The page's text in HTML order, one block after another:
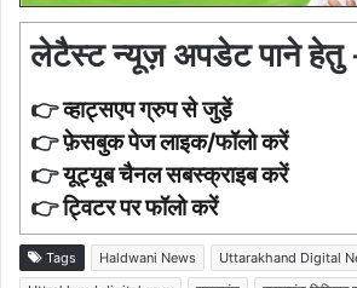
लेटैस्ट न्यूज़ अपडेट पाने हेतु
👉व्हाट्सएप ग्रुप से जुड़ें
👉फ़ेसबुक पेज लाइक/फॉलो करें
👉यूट्यूब चैनल सबस्क्राइब करें
👉ट्विटर पर फॉलो करें
Tags Haldwani News
Uttarakhand Digital